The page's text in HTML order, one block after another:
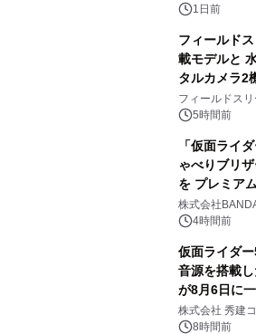
1日前
フィールド
載モデルと
タルカメラ
約1300万画
ジ新登場
フィールドス
5時間前
「仮面ライ
ゃべりブリ
を プレミア
株式会社
4時間前
仮面ライダ
音源を搭載し
が8月6日に
大興奮が今
株式会社 秀建
アートギャラリ
8時間前